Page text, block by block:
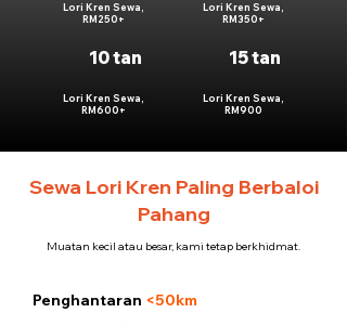
Lori Kren Sewa,
RM250+
10 tan
Lori Kren Sewa,
RM600+
Lori Kren Sewa,
RM350+
15 tan
Lori Kren Sewa,
RM900
Sewa Lori Kren Paling Berbaloi
Pahang
Muatan kecil atau besar, kami tetap berkhidmat.
Penghantaran <50km